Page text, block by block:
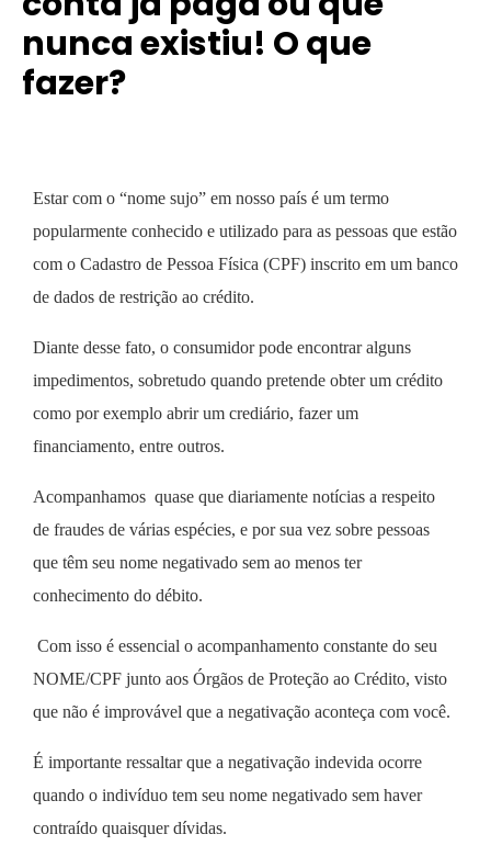
nunca existiu! O que
fazer?
Estar com o “nome sujo” em nosso país é um termo
popularmente conhecido e utilizado para as pessoas que estão
com o Cadastro de Pessoa Física (CPF) inscrito em um banco
de dados de restrição ao crédito.
Diante desse fato, o consumidor pode encontrar alguns
impedimentos, sobretudo quando pretende obter um crédito
como por exemplo abrir um crediário, fazer um
financiamento, entre outros.
Acompanhamos quase que diariamente notícias a respeito
de fraudes de várias espécies, e por sua vez sobre pessoas
que têm seu nome negativado sem ao menos ter
conhecimento do débito.
Com isso é essencial o acompanhamento constante do seu
NOME/CPF junto aos Órgãos de Proteção ao Crédito, visto
que não é improvável que a negativação aconteça com você.
É importante ressaltar que a negativação indevida ocorre
quando o indivíduo tem seu nome negativado sem haver
contraído quaisquer dívidas.